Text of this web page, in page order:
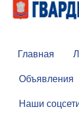
Главная
Объявления
Наши